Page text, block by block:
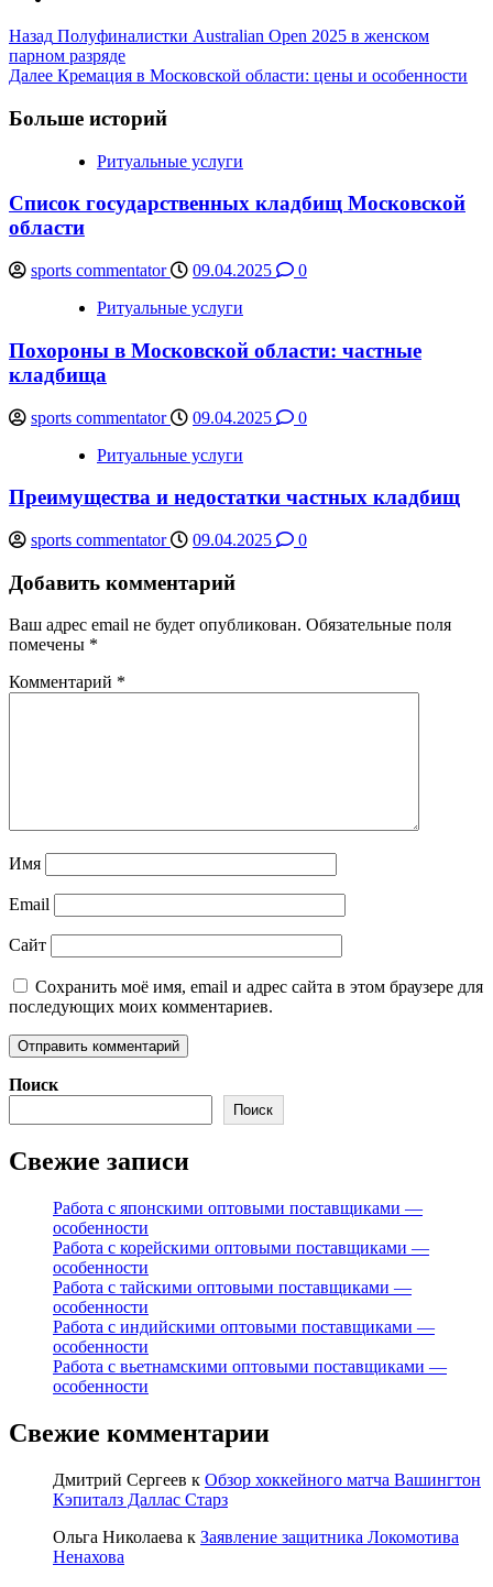
Post
Navigation
Назад Полуфиналистки Australian Open 2025 в женском
парном разряде
Далее Кремация в Московской области: цены и особенности
Больше историй
Ритуальные услуги
Список государственных кладбищ Московской
области
sports commentator 09.04.2025
0
Ритуальные услуги
Похороны в Московской области: частные
кладбища
sports commentator 09.04.2025
0
Ритуальные услуги
Преимущества и недостатки частных кладбищ
sports commentator 09.04.2025 0
Добавить комментарий
Ваш адрес email не будет опубликован. Обязательные поля
помечены *
Комментарий *
Имя
Email
Сайт
Сохранить моё имя, email и адрес сайта в этом браузере для
последующих моих комментариев.
Поиск
Поиск
Свежие записи
Работа с японскими оптовыми поставщиками —
особенности
Работа с корейскими оптовыми поставщиками —
особенности
Работа с тайскими оптовыми поставщиками —
особенности
Работа с индийскими оптовыми поставщиками —
особенности
Работа с вьетнамскими оптовыми поставщиками —
особенности
Свежие комментарии
Дмитрий Сергеев к Обзор хоккейного матча Вашингтон
Кэпиталз Даллас Старз
Ольга Николаева к Заявление защитника Локомотива
Ненахова